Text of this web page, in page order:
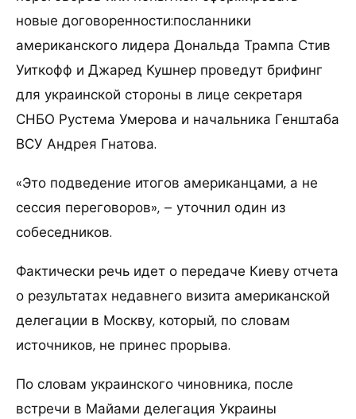
новые договоренности:посланники
американского лидера Дональда Трампа Стив
Уиткофф и Джаред Кушнер проведут брифинг
для украинской стороны в лице секретаря
СНБО Рустема Умерова и начальника Генштаба
ВСУ Андрея Гнатова.
«Это подведение итогов американцами, а не
сессия переговоров», – уточнил один из
собеседников.
Фактически речь идет о передаче Киеву отчета
о результатах недавнего визита американской
делегации в Москву, который, по словам
источников, не принес прорыва.
По словам украинского чиновника, после
встречи в Майами делегация Украины